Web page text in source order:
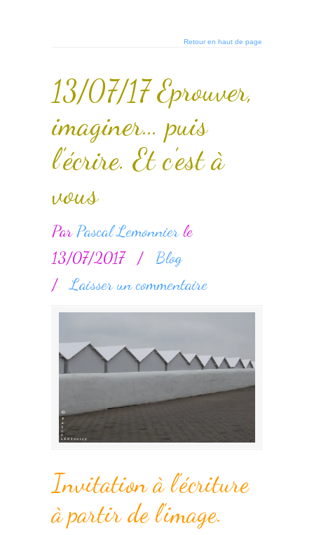
Retour en haut de page
13/07/17 Eprouver,
imaginer… puis
l’écrire. Et c’est à
vous
Par Pascal Lemonnierle
13/07/2017
/
Blog
/Laisser un commentaire
Invitation à l’écriture
à partir de l’image.